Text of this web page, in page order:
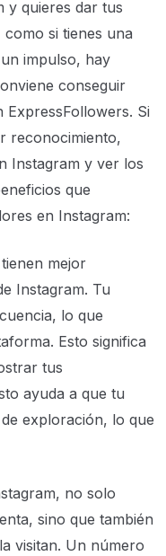
y quieres dar tus
si tienes una
impulso, hay
conseguir
Si
reconocimiento,
Instagram y ver los
que
en Instagram:
mejor
Instagram. Tu
lo que
Esto significa
tus
ayuda a que tu
exploración, lo que
no solo
sino que también
visitan. Un número